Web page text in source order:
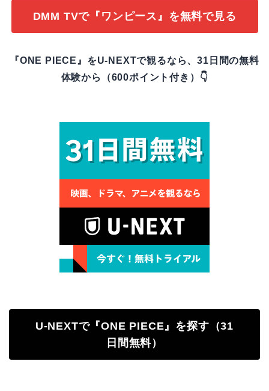
DMM TVで『ワンピース』を無料で見る
『ONE PIECE』をU-NEXTで観るなら、31日間の無料
体験から（600ポイント付き）👇
U-NEXTで『ONE PIECE』を探す（31
日間無料）